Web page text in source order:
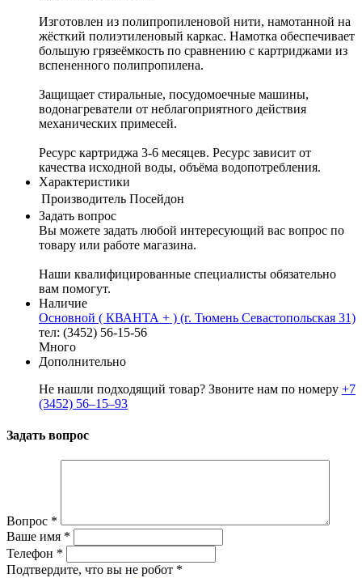
Изготовлен из полипропиленовой нити, намотанной на
жёсткий полиэтиленовый каркас. Намотка обеспечивает
большую грязеёмкость по сравнению с картриджами из
вспененного полипропилена.
Защищает стиральные, посудомоечные машины,
водонагреватели от неблагоприятного действия
механических примесей.
Ресурс картриджа 3-6 месяцев. Ресурс зависит от
качества исходной воды, объёма водопотребления.
Характеристики
Производитель Посейдон
Задать вопрос
Вы можете задать любой интересующий вас вопрос по
товару или работе магазина.
Наши квалифицированные специалисты обязательно
вам помогут.
Наличие
Основной ( КВАНТА + ) (г. Тюмень Севастопольская 31)
тел: (3452) 56-15-56
Много
Дополнительно
Не нашли подходящий товар? Звоните нам по номеру +7
(3452) 56‒15‒93
Задать вопрос
Вопрос *
Ваше имя *
Телефон *
Подтвердите, что вы не робот *